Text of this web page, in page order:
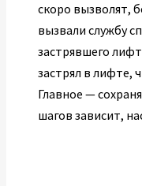
скоро вызволят,
вызвали службу
застрявшего
застрял в лифте,
Главное —
шагов зависит,